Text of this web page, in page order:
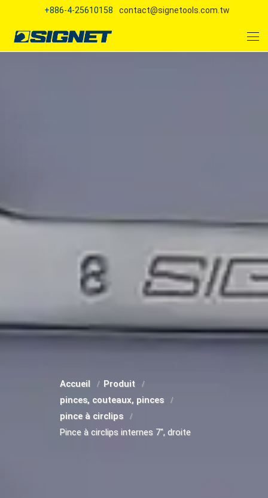
+886-4-25610158 contact@signetools.com.tw
Accueil
Produit
pinces, couteaux, pinces
pince à circlips
Pince à circlips internes 7", droite